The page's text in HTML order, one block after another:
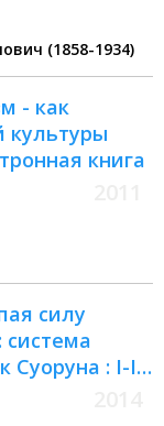
(1858-1934)
- как
культуры
книга
силу
система
Суоруна : I-II